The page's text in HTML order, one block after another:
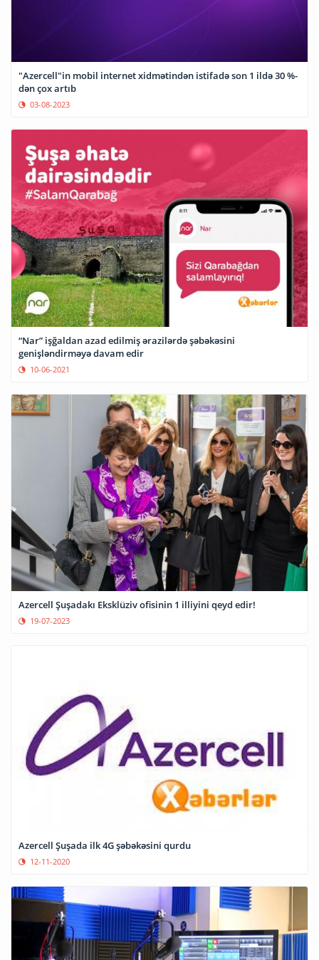
"Azercell"in mobil internet xidmətindən istifadə son 1 ildə 30 %-
dən çox artıb
03-08-2023
“Nar” işğaldan azad edilmiş ərazilərdə şəbəkəsini
genişləndirməyə davam edir
10-06-2021
Azercell Şuşadakı Eksklüziv ofisinin 1 illiyini qeyd edir!
19-07-2023
Azercell Şuşada ilk 4G şəbəkəsini qurdu
12-11-2020